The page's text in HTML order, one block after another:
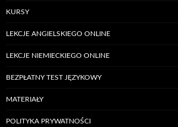
KURSY
LEKCJE ANGIELSKIEGO ONLINE
LEKCJE NIEMIECKIEGO ONLINE
BEZPŁATNY TEST JĘZYKOWY
MATERIAŁY
POLITYKA PRYWATNOŚCI